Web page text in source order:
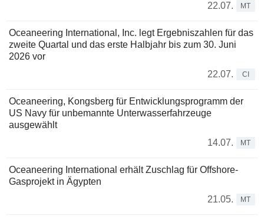
22.07.
MT
Oceaneering International, Inc. legt Ergebniszahlen für das
zweite Quartal und das erste Halbjahr bis zum 30. Juni
2026 vor
22.07.
CI
Oceaneering, Kongsberg für Entwicklungsprogramm der
US Navy für unbemannte Unterwasserfahrzeuge
ausgewählt
14.07.
MT
Oceaneering International erhält Zuschlag für Offshore-
Gasprojekt in Ägypten
21.05.
MT